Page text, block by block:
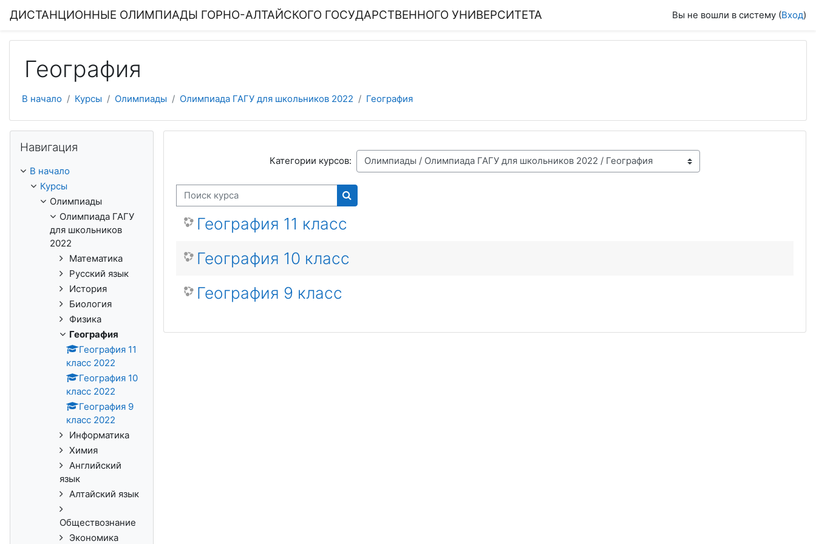
ДИСТАНЦИОННЫЕ ОЛИМПИАДЫ ГОРНО-АЛТАЙСКОГО ГОСУДАРСТВЕННОГО УНИВЕРСИТЕТА Вы не вошли в систему (Вход)
География
В начало Курсы Олимпиады Олимпиада ГАГУ для школьников 2022 География
Категории курсов:
Поиск курса
Поиск курса
География 11 класс
География 10 класс
География 9 класс
Навигация
В начало
Курсы
Олимпиады
Олимпиада ГАГУ
для школьников
2022
Математика
Русский язык
История
Биология
Физика
География
География 11
класс 2022
География 10
класс 2022
География 9
класс 2022
Информатика
Химия
Английский
язык
Алтайский язык
Обществознание
Экономика